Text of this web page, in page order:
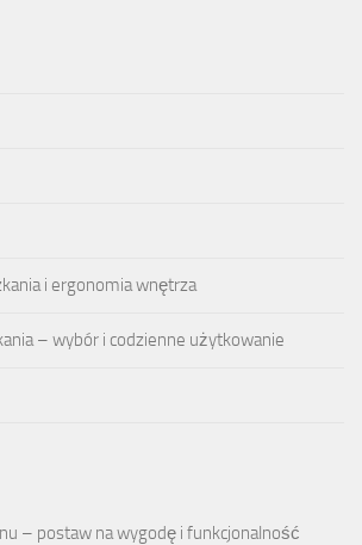
i ergonomia wnętrza
– wybór i codzienne użytkowanie
– postaw na wygodę i funkcjonalność